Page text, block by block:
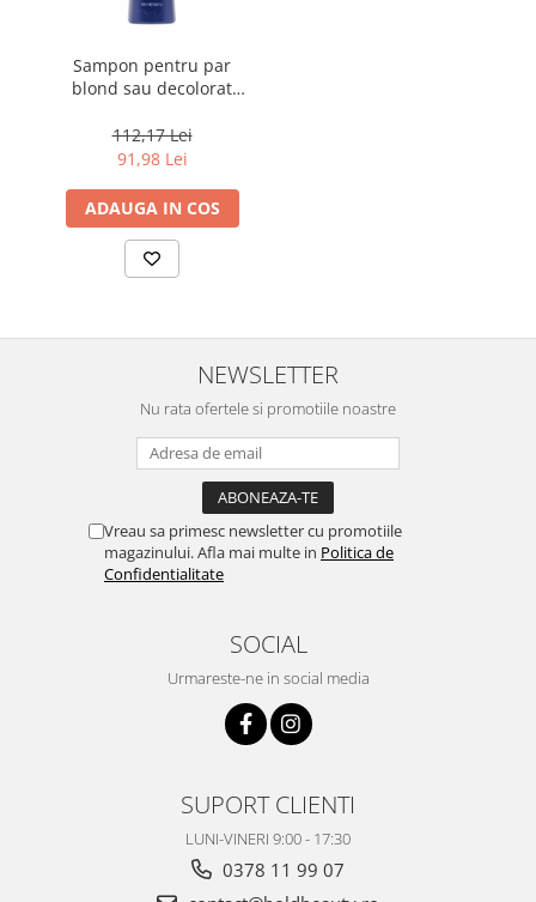
Sampon pentru par
blond sau decolorat
Yellow, 1000 ml
112,17 Lei
91,98 Lei
ADAUGA IN COS
NEWSLETTER
Nu rata ofertele si promotiile noastre
Vreau sa primesc newsletter cu promotiile
magazinului. Afla mai multe in Politica de
Confidentialitate
SOCIAL
Urmareste-ne in social media
SUPORT CLIENTI
LUNI-VINERI 9:00 - 17:30
0378 11 99 07